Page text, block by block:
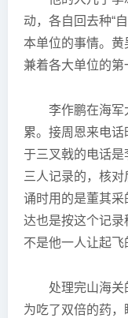
动，各自回去种“
本单位的事情。
兼着各大单位的第
李作鹏在海军
累。接周恩来电
于三叉戟的电话
三人记录的，核
诵时用的是董其
达也是按这个记录
不是他一人让起飞
处理完山海关
为吃了双倍的药